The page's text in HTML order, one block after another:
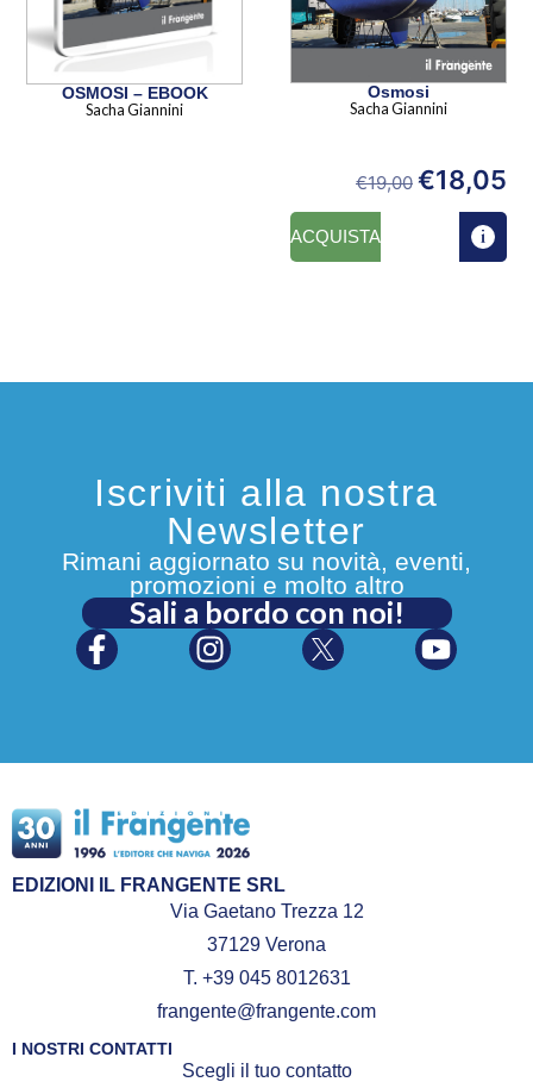
OSMOSI – EBOOK
Sacha Giannini
Osmosi
Sacha Giannini
€19,00 €18,05
ACQUISTA
Iscriviti alla nostra
Newsletter
Rimani aggiornato su novità, eventi,
promozioni e molto altro
Sali a bordo con noi!
EDIZIONI IL FRANGENTE SRL
Via Gaetano Trezza 12
37129 Verona
T. +39 045 8012631
frangente@frangente.com
I NOSTRI CONTATTI
Scegli il tuo contatto